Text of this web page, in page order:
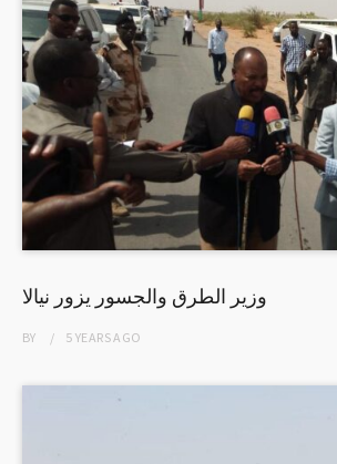
وزير الطرق والجسور يزور نيالا
BY 5 YEARSAGO